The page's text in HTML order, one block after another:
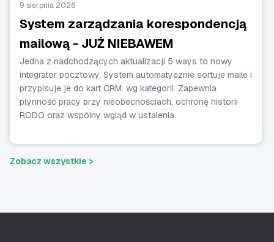
9 sierpnia 2026
System zarządzania korespondencją
mailową - JUŻ NIEBAWEM
Jedna z nadchodzących aktualizacji 5 ways to nowy
integrator pocztowy. System automatycznie sortuje maile i
przypisuje je do kart CRM. wg kategorii. Zapewnia
płynność pracy przy nieobecnościach, ochronę historii
RODO oraz wspólny wgląd w ustalenia.
Zobacz wszystkie >